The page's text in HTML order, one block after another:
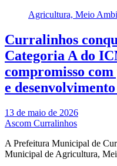
Agricultura, Meio
Curralinhos
Categoria A do
compromisso
e
13 de maio de 2026
Ascom Curralinhos
A Prefeitura Municipal de
Municipal de Agricultura,